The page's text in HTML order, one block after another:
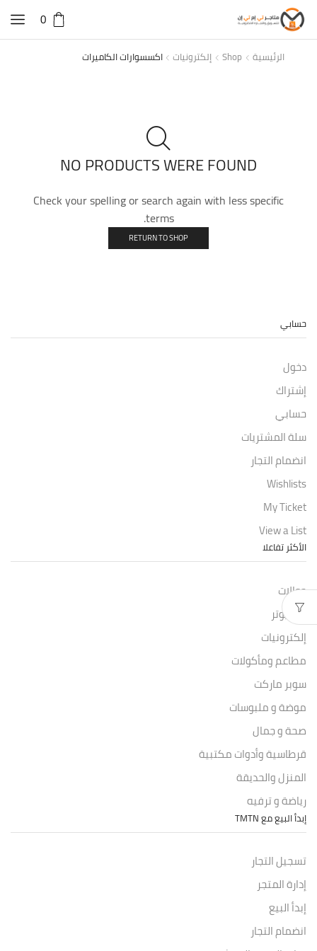
0
الرئيسية Shop إلكترونيات اكسسوارات الكاميرات
NO PRODUCTS WERE FOUND
Check your spelling or search again with less specific
terms.
RETURN TO SHOP
حسابي
دخول
إشتراك
حسابي
سلة المشتريات
انضمام التجار
Wishlists
My Ticket
View a List
الأكثر تفاعلا
جوالات
كمبيوتر
إلكترونيات
مطاعم ومأكولات
سوبر ماركت
موضة و ملبوسات
صحة و جمال
قرطاسية وأدوات مكتبية
المنزل والحديقة
رياضة و ترفيه
إبدأ البيع مع TMTN
تسجيل التجار
إدارة المتجر
إبدأ البيع
انضمام التجار